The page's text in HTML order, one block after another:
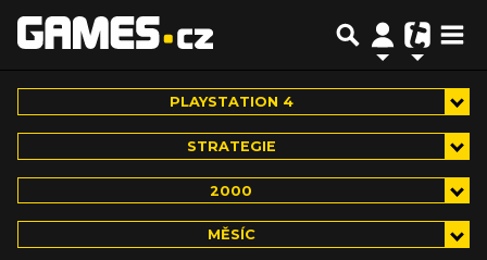
PLAYSTATION 4
STRATEGIE
2000
MĚSÍC